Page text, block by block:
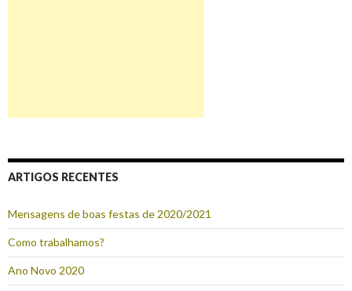
ARTIGOS RECENTES
Mensagens de boas festas de 2020/2021
Como trabalhamos?
Ano Novo 2020